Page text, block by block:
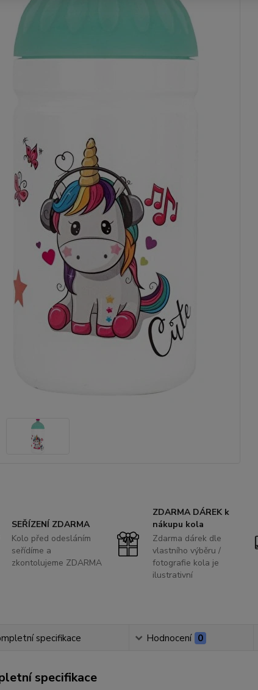
SEŘÍZENÍ ZDARMA
Kolo před odesláním
seřídíme a
zkontolujeme ZDARMA
ZDARMA DÁREK k
nákupu kola
Zdarma dárek dle
vlastního výběru /
fotografie kola je
ilustrativní
specifikace Hodnocení 0
specifikace